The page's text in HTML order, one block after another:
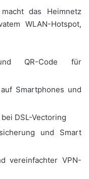
das Heimnetz
WLAN-Hotspot,
QR-Code für
Smartphones und
DSL-Vectoring
und Smart
vereinfachter VPN-